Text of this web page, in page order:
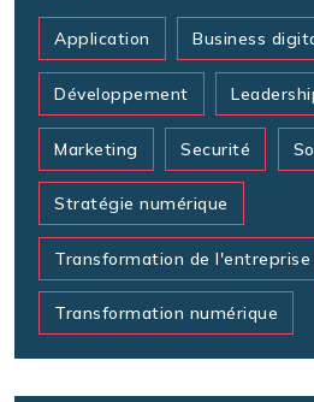
Application Business
Développement
Marketing Securité
Stratégie numérique
Transformation de l'entreprise
Transformation numérique